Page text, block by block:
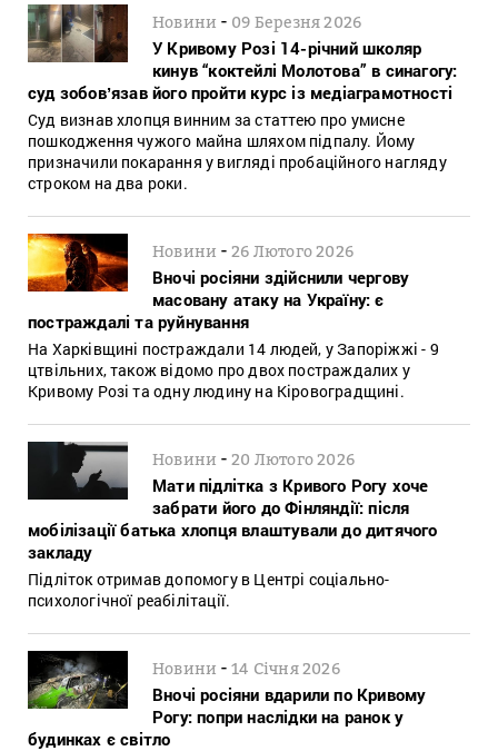
Новини - 09 Березня 2026
У Кривому Розі 14-річний школяр
кинув “коктейлі Молотова” в синагогу:
суд зобовʼязав його пройти курс із медіаграмотності
Суд визнав хлопця винним за статтею про умисне
пошкодження чужого майна шляхом підпалу. Йому
призначили покарання у вигляді пробаційного нагляду
строком на два роки.
Новини -26 Лютого 2026
Вночі росіяни здійснили чергову
масовану атаку на Україну: є
постраждалі та руйнування
На Харківщині постраждали 14 людей, у Запоріжжі - 9
цтвільних, також відомо про двох постраждалих у
Кривому Розі та одну людину на Кіровоградщині.
Новини -20 Лютого 2026
Мати підлітка з Кривого Рогу хоче
забрати його до Фінляндії: після
мобілізації батька хлопця влаштували до дитячого
закладу
Підліток отримав допомогу в Центрі соціально-
психологічної реабілітації.
Новини -14 Січня 2026
Вночі росіяни вдарили по Кривому
Рогу: попри наслідки на ранок у
будинках є світло